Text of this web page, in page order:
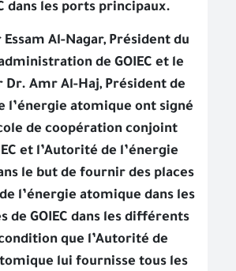
dans les ports principaux.
Essam Al-Nagar, Président du
de GOIEC et le
Dr. Amr Al-Haj, Président de
l’énergie atomique ont signé
de coopération conjoint
et l’Autorité de l’énergie
le but de fournir des places
l’énergie atomique dans les
de GOIEC dans les différents
que l’Autorité de
lui fournisse tous les